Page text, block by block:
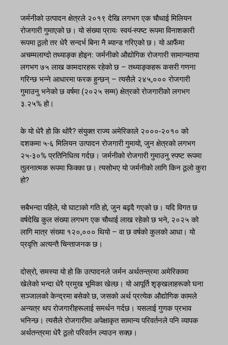
जर्मनीको उत्पादन क्षेत्रले २०१९ देखि लगभग एक चौथाई मिलियन
रोजगारी गुमाएको छ। यो संख्या प्रायः स्वयं-स्पष्ट रूपमा विनाशकारी
रूपमा ठूलो तर धेरै सन्दर्भ बिना नै ब्यान्ड गरिएको छ। यो आफैंमा
अचम्मलाग्दो तथ्याङ्क होइन: जर्मनीको औद्योगिक रोजगारी सामान्यतया
लगभग ७५ लाख कामदारहरू रहेको छ – तथ्याङ्कहरू कसरी गणना
गरिन्छ भन्ने आधारमा फरक हुन्छन् – त्यसैले २४५,००० रोजगारी
गुमाउनु भनेको छ वर्षमा (२०२५ सम्म) क्षेत्रको रोजगारीको लगभग
३.२५% हो।
के यो धेरै हो कि थोरै? संयुक्त राज्य अमेरिकाले २०००-२०१० को
दशकमा ५-६ मिलियन उत्पादन रोजगारी गुमायो, जुन क्षेत्रको लगभग
२५-३०% प्रतिनिधित्व गर्दछ। जर्मनीको रोजगारी गुमाउनु स्पष्ट रूपमा
तुलनात्मक रूपमा फिक्का छ। त्यसोभए यो जर्मनीको लागि किन ठूलो कुरा
हो?
सबैभन्दा पहिले, यो घाटाको गति हो, जुन बढ्दै गएको छ। यदि विगत छ
वर्षदेखि कुल संख्या लगभग एक चौथाई लाख रहेको छ भने, २०२५ को
लागि मात्र संख्या १२०,००० थियो – वा छ वर्षको कुलको आधा। यो
प्रवृत्ति अत्यन्तै चिन्ताजनक छ।
दोस्रो, समस्या यो हो कि उत्पादनले जर्मन अर्थतन्त्रमा अमेरिकामा
खेलेको भन्दा धेरै प्रमुख भूमिका खेल्छ। यो आपूर्ति शृङ्खलाहरूको घना
सञ्जालको केन्द्रमा बसेको छ, जसको अर्थ प्रत्येक औद्योगिक कामले
अन्यत्र थप रोजगारीहरूलाई समर्थन गर्दछ। यसलाई गुणक प्रभाव
भनिन्छ। त्यसैले रोजगारीमा अपेक्षाकृत सामान्य परिवर्तनले पनि व्यापक
अर्थतन्त्रमा धेरै ठूलो परिवर्तन ल्याउन सक्छ।